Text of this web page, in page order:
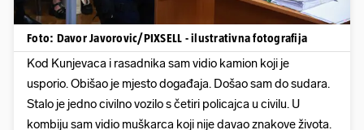
Foto: Davor Javorovic/PIXSELL - ilustrativna fotografija
Kod Kunjevaca i rasadnika sam vidio kamion koji je
usporio. Obišao je mjesto događaja. Došao sam do sudara.
Stalo je jedno civilno vozilo s četiri policajca u civilu. U
kombiju sam vidio muškarca koji nije davao znakove života.